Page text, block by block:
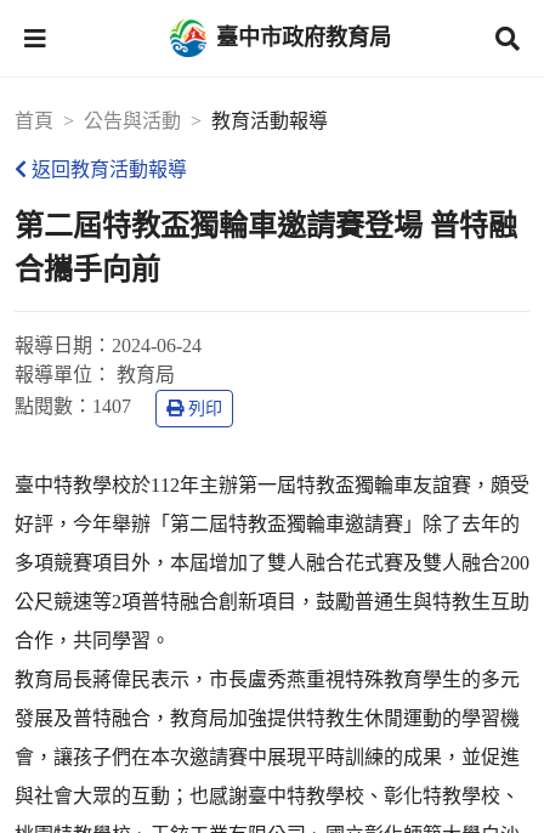
臺中市政府教育局
首頁 公告與活動 教育活動報導
返回教育活動報導
第二屆特教盃獨輪車邀請賽登場 普特融
合攜手向前
報導日期： 2024-06-24
報導單位：
教育局
點閱數： 1407 列印
臺中特教學校於112年主辦第一屆特教盃獨輪車友誼賽，頗受
好評，今年舉辦「第二屆特教盃獨輪車邀請賽」除了去年的
多項競賽項目外，本屆增加了雙人融合花式賽及雙人融合200
公尺競速等2項普特融合創新項目，鼓勵普通生與特教生互助
合作，共同學習。
教育局長蔣偉民表示，市長盧秀燕重視特殊教育學生的多元
發展及普特融合，教育局加強提供特教生休閒運動的學習機
會，讓孩子們在本次邀請賽中展現平時訓練的成果，並促進
與社會大眾的互動；也感謝臺中特教學校、彰化特教學校、